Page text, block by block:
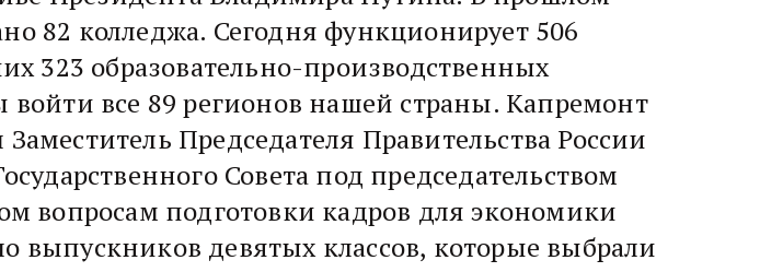
82 колледжа. Сегодня функционирует 506
323 образовательно-производственных
войти все 89 регионов нашей страны. Капремонт
Председателя Правительства России
Совета под председательством
вопросам подготовки кадров для экономики
выпускников девятых классов, которые выбрали